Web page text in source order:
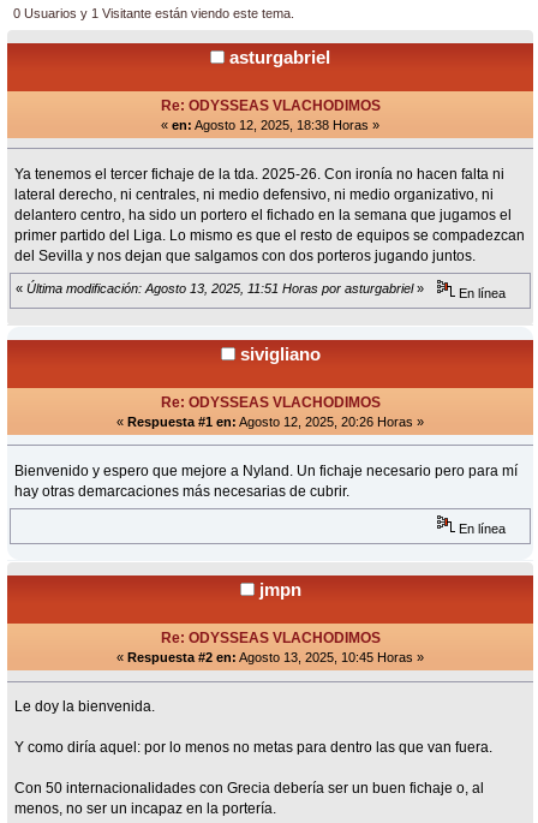
0 Usuarios y 1 Visitante están viendo este tema.
asturgabriel
Re: ODYSSEAS VLACHODIMOS
« en: Agosto 12, 2025, 18:38 Horas »
Ya tenemos el tercer fichaje de la tda. 2025-26. Con ironía no hacen falta ni
lateral derecho, ni centrales, ni medio defensivo, ni medio organizativo, ni
delantero centro, ha sido un portero el fichado en la semana que jugamos el
primer partido del Liga. Lo mismo es que el resto de equipos se compadezcan
del Sevilla y nos dejan que salgamos con dos porteros jugando juntos.
« Última modificación: Agosto 13, 2025, 11:51 Horas por asturgabriel» En línea
sivigliano
Re: ODYSSEAS VLACHODIMOS
« Respuesta #1 en: Agosto 12, 2025, 20:26 Horas »
Bienvenido y espero que mejore a Nyland. Un fichaje necesario pero para mí
hay otras demarcaciones más necesarias de cubrir.
En línea
jmpn
Re: ODYSSEAS VLACHODIMOS
« Respuesta #2 en: Agosto 13, 2025, 10:45 Horas »
Le doy la bienvenida.
Y como diría aquel: por lo menos no metas para dentro las que van fuera.
Con 50 internacionalidades con Grecia debería ser un buen fichaje o, al
menos, no ser un incapaz en la portería.